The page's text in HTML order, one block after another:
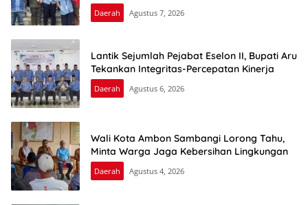
Daerah Agustus 7, 2026
Lantik Sejumlah Pejabat Eselon II, Bupati Aru
Tekankan Integritas-Percepatan Kinerja
Daerah Agustus 6, 2026
Wali Kota Ambon Sambangi Lorong Tahu,
Minta Warga Jaga Kebersihan Lingkungan
Daerah Agustus 4, 2026